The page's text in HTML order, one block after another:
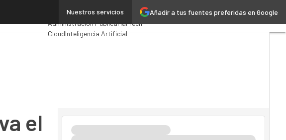
Añadir a tus fuentes preferidas en Google
Nuestros servicios
Premios ComputingAnalytics
Administración PúblicaMarTech
CloudInteligencia Artificial
el